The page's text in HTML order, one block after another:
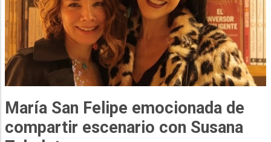
María San Felipe emocionada de
compartir escenario con Susana